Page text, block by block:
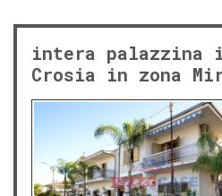
intera palazzina
Crosia in zona